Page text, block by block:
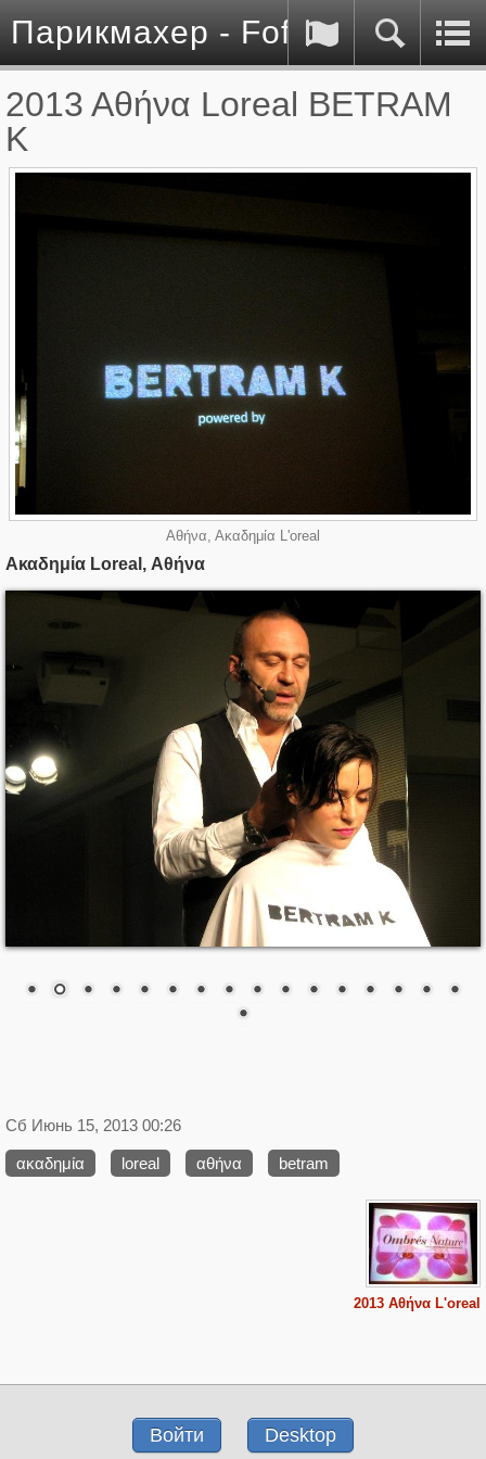
Парикмахер - Fofo Kontos
2013 Αθήνα Loreal BETRAM
K
Αθήνα, Ακαδημία L'oreal
Ακαδημία Loreal, Αθήνα
Сб Июнь 15, 2013 00:26
ακαδημία loreal αθήνα betram
2013 Αθήνα L'oreal
Войти Desktop